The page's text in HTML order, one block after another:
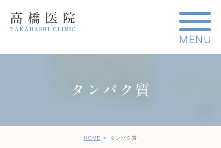
タンパク質
HOME タンパク質